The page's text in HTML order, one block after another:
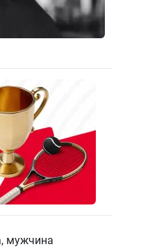
мужчина